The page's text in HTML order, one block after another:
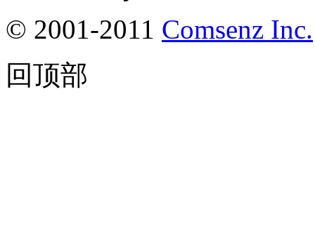
© 2001-2011 Comsenz Inc.
回顶部